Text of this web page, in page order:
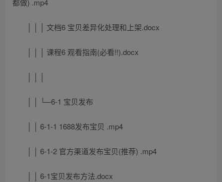
都做) .mp4
│ │ │ 文档6 宝贝差异化处理和上架.docx
│ │ │ 课程6 观看指南(必看!!).docx
│ │ └─6-1 宝贝发布
│ │ 6-1-1 1688发布宝贝 .mp4
│ │ 6-1-2 官方渠道发布宝贝(推荐) .mp4
│ │ 6-1宝贝发布方法.docx